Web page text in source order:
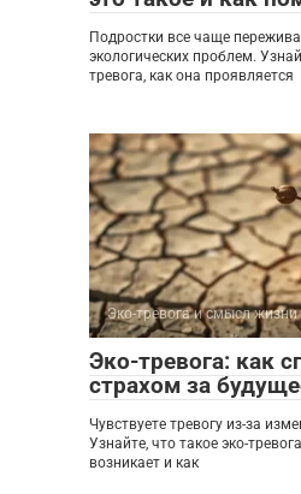
Подростки все чаще
экологических проблем.
тревога, как она проявляется
Эко-тревога и смысл жизни
Эко-тревога: как
страхом за
Чувствуете тревогу из-за
Узнайте, что такое эко-
возникает и как